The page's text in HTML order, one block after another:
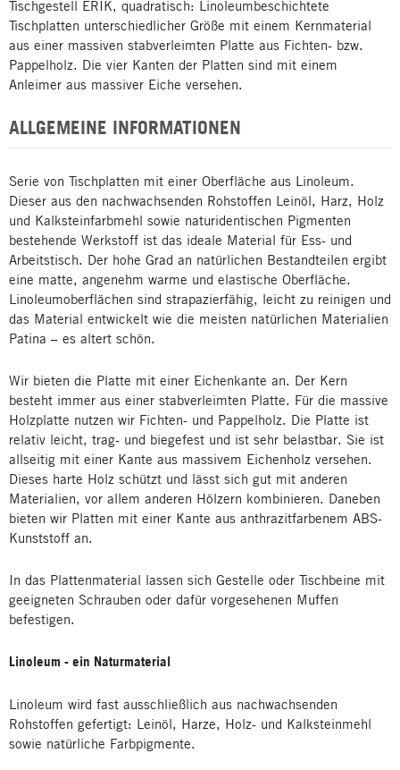
Tischgestell ERIK, quadratisch: Linoleumbeschichtete
Tischplatten unterschiedlicher Größe mit einem Kernmaterial
aus einer massiven stabverleimten Platte aus Fichten- bzw.
Pappelholz. Die vier Kanten der Platten sind mit einem
Anleimer aus massiver Eiche versehen.
ALLGEMEINE INFORMATIONEN
Serie von Tischplatten mit einer Oberfläche aus Linoleum.
Dieser aus den nachwachsenden Rohstoffen Leinöl, Harz, Holz
und Kalksteinfarbmehl sowie naturidentischen Pigmenten
bestehende Werkstoff ist das ideale Material für Ess- und
Arbeitstisch. Der hohe Grad an natürlichen Bestandteilen ergibt
eine matte, angenehm warme und elastische Oberfläche.
Linoleumoberflächen sind strapazierfähig, leicht zu reinigen und
das Material entwickelt wie die meisten natürlichen Materialien
Patina – es altert schön.
Wir bieten die Platte mit einer Eichenkante an. Der Kern
besteht immer aus einer stabverleimten Platte. Für die massive
Holzplatte nutzen wir Fichten- und Pappelholz. Die Platte ist
relativ leicht, trag- und biegefest und ist sehr belastbar. Sie ist
allseitig mit einer Kante aus massivem Eichenholz versehen.
Dieses harte Holz schützt und lässt sich gut mit anderen
Materialien, vor allem anderen Hölzern kombinieren. Daneben
bieten wir Platten mit einer Kante aus anthrazitfarbenem ABS-
Kunststoff an.
In das Plattenmaterial lassen sich Gestelle oder Tischbeine mit
geeigneten Schrauben oder dafür vorgesehenen Muffen
befestigen.
Linoleum - ein Naturmaterial
Linoleum wird fast ausschließlich aus nachwachsenden
Rohstoffen gefertigt: Leinöl, Harze, Holz- und Kalksteinmehl
sowie natürliche Farbpigmente.